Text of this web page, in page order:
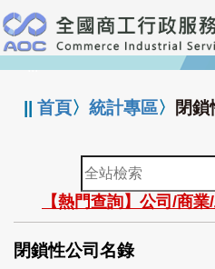
跳
到
主
要
:::
||首頁〉統計專區〉 閉
全
站
檢
索
【熱門查詢】公司/商
閉鎖性公司名錄